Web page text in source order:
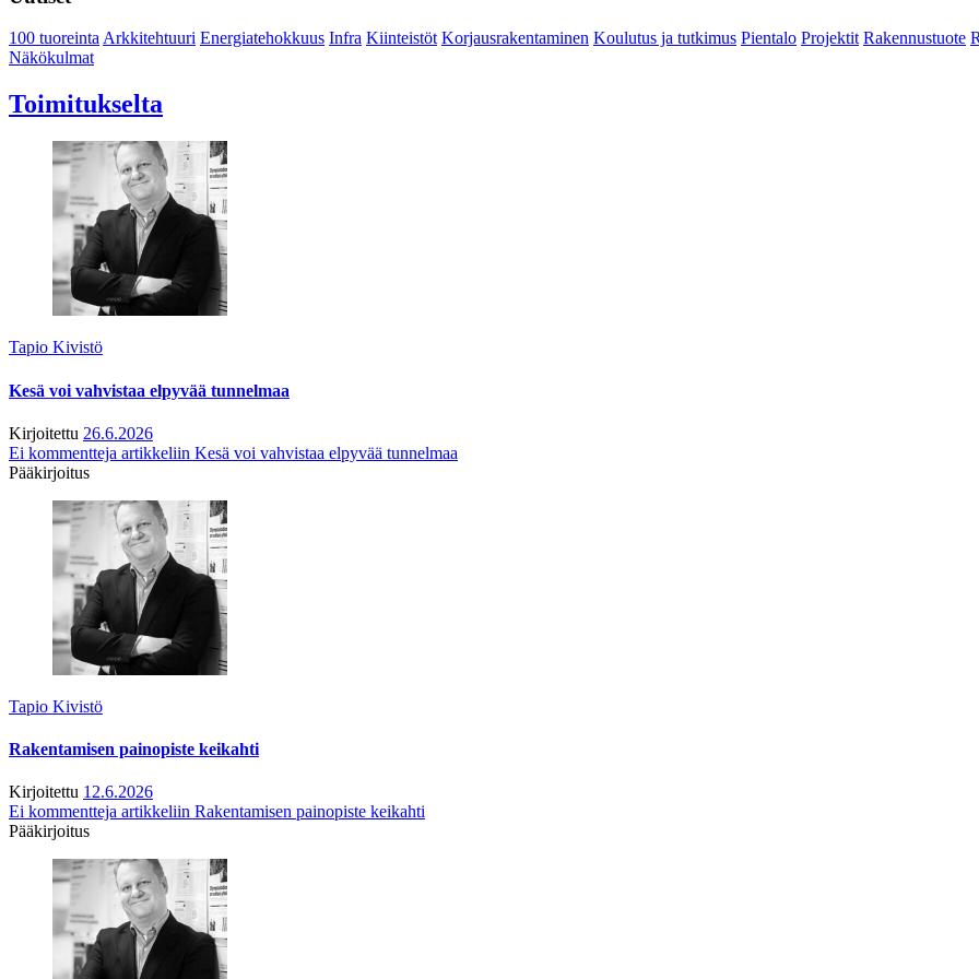
100 tuoreintaArkkitehtuuri Energiatehokkuus Infra Kiinteistöt Korjausrakentaminen Koulutus ja tutkimus Pientalo Projektit Rakennustuote
Näkökulmat
Toimitukselta
Tapio Kivistö
Kesä voi vahvistaa elpyvää tunnelmaa
Kirjoitettu 26.6.2026
Ei kommentteja artikkeliin Kesä voi vahvistaa elpyvää tunnelmaa
Pääkirjoitus
Tapio Kivistö
Rakentamisen painopiste keikahti
Kirjoitettu 12.6.2026
Ei kommentteja artikkeliin Rakentamisen painopiste keikahti
Pääkirjoitus